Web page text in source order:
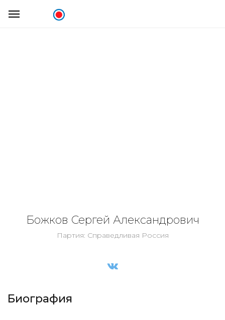
Божков Сергей Александрович
Партия: Справедливая Россия
Биография